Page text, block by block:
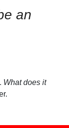
an
What does it